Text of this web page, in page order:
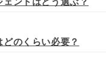
どのくらい必要？